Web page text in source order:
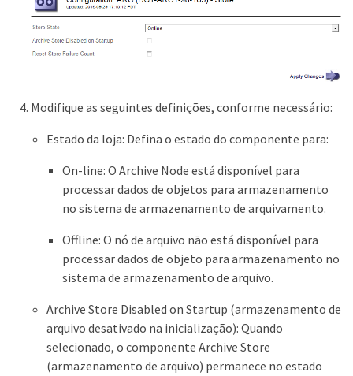
Modifique as seguintes definições, conforme necessário:
Estado da loja: Defina o estado do componente para:
On-line: O Archive Node está disponível para
processar dados de objetos para armazenamento
no sistema de armazenamento de arquivamento.
Offline: O nó de arquivo não está disponível para
processar dados de objeto para armazenamento no
sistema de armazenamento de arquivo.
Archive Store Disabled on Startup (armazenamento de
arquivo desativado na inicialização): Quando
selecionado, o componente Archive Store
(armazenamento de arquivo) permanece no estado